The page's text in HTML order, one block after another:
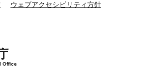
ウェブアクセシビリティ方針
Office